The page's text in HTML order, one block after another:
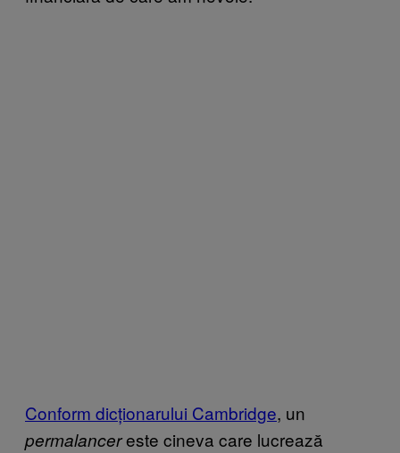
Conform dicționarului Cambridge, un
permalancereste cineva care lucrează